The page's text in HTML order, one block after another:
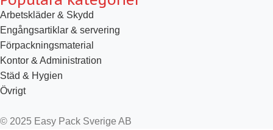
Arbetskläder & Skydd
Engångsartiklar & servering
Förpackningsmaterial
Kontor & Administration
Städ & Hygien
Övrigt
© 2025 Easy Pack Sverige AB